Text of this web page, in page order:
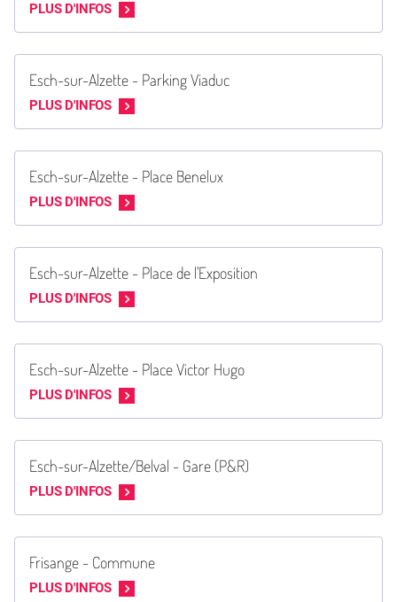
PLUS D'INFOS
Esch-sur-Alzette - Parking Viaduc
PLUS D'INFOS
Esch-sur-Alzette - Place Benelux
PLUS D'INFOS
Esch-sur-Alzette - Place de l'Exposition
PLUS D'INFOS
Esch-sur-Alzette - Place Victor Hugo
PLUS D'INFOS
Esch-sur-Alzette/Belval - Gare (P&R)
PLUS D'INFOS
Frisange - Commune
PLUS D'INFOS